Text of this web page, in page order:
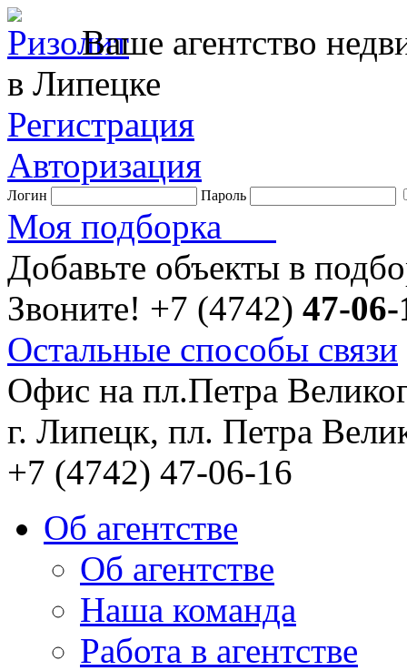
Ваше агентство
в Липецке
Регистрация
Авторизация
Логин Пароль
Моя подборка
Добавьте объекты в
Звоните! +7 (4742) 47-06-
Остальные способы связи
Офис на пл.Петра
г. Липецк, пл. Петра
+7 (4742) 47-06-16
Об агентстве
Об агентстве
Наша команда
Работа в агентстве